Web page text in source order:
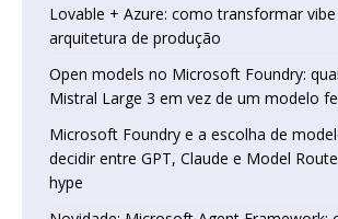
Lovable + Azure: como transformar
arquitetura de produção
Open models no Microsoft Foundry:
Mistral Large 3 em vez de um modelo
Microsoft Foundry e a escolha de
decidir entre GPT, Claude e Model
hype